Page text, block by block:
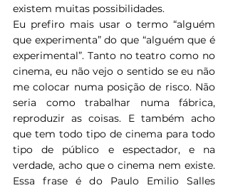
existem muitas possibilidades.
Eu prefiro mais usar o termo “alguém
que experimenta” do que “alguém que é
experimental”. Tanto no teatro como no
cinema, eu não vejo o sentido se eu não
me colocar numa posição de risco. Não
seria como trabalhar numa fábrica,
reproduzir as coisas. E também acho
que tem todo tipo de cinema para todo
tipo de público e espectador, e na
verdade, acho que o cinema nem existe.
Essa frase é do Paulo Emilio Salles